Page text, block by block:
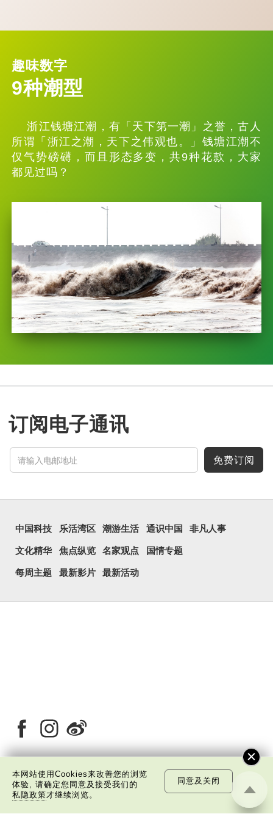
趣味数字
9种潮型
浙江钱塘江潮，有「天下第一潮」之誉，古人
所谓「浙江之潮，天下之伟观也。」钱塘江潮不
仅气势磅礴，而且形态多变，共9种花款，大家
都见过吗？
订阅电子通讯
免费订阅
中国科技 乐活湾区 潮游生活 通识中国 非凡人事
文化精华 焦点纵览 名家观点 国情专题
每周主题 最新影片 最新活动
关于我们 版权告示 私隐政策声明 免责声明
本网站使用Cookies来改善您的浏览
体验, 请确定您同意及接受我们的
私隐政策才继续浏览。
同意及关闭